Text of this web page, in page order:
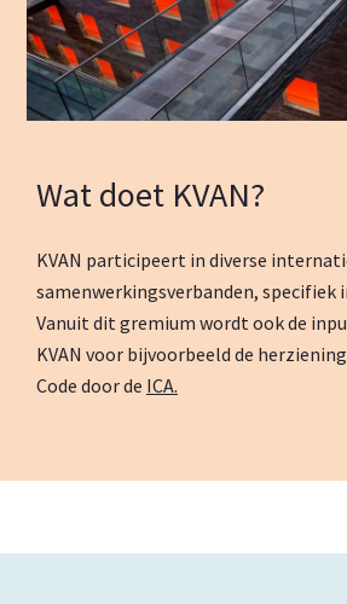
Wat doet KVAN?
KVAN participeert in diverse
samenwerkingsverbanden, specifiek
Vanuit dit gremium wordt ook de
KVAN voor bijvoorbeeld de
Code door de ICA.